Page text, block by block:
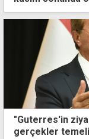
başkan adayı
"Guterres'in
gerçekler